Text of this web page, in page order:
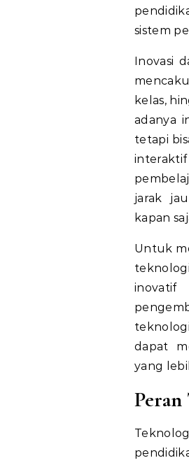
sistem
Inovasi
kelas,
adanya
tetapi
jarak
kapan
Untuk
inovatif
dapat
yang